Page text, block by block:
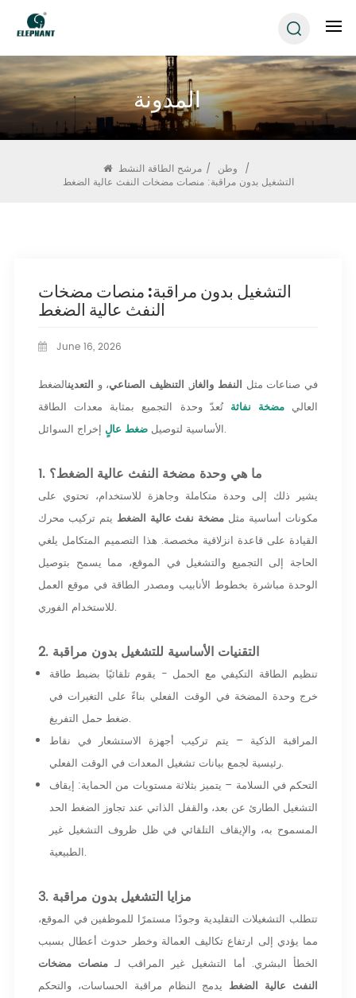
المدونة
وطن / مرشح الطاقة النشط
/
التشغيل بدون مراقبة: منصات مضخات النفث عالية الضغط
التشغيل بدون مراقبة: منصات مضخات
النفث عالية الضغط
June 16, 2026
في صناعات مثل النفط والغاز, التنظيف الصناعي، و التعدينالضغط
العاليمضخة نفاثة تُعدّ وحدة التجميع بمثابة معدات الطاقة
الأساسية لتوصيلضغط عالٍ إخراج السوائل.
1. ما هي وحدة مضخة النفث عالية الضغط؟
يشير ذلك إلى وحدة متكاملة وجاهزة للاستخدام، تحتوي على
مكونات أساسية مثل مضخة نفث عالية الضغط يتم تركيب محرك
القيادة على قاعدة انزلاقية مخصصة. هذا التصميم المتكامل يلغي
الحاجة إلى التجميع والتشغيل في الموقع، مما يسمح بتوصيل
الوحدة مباشرة بخطوط الأنابيب ومصدر الطاقة في موقع العمل
للاستخدام الفوري.
2. التقنيات الأساسية للتشغيل بدون مراقبة
تنظيم الطاقة التكيفي مع الحمل - يقوم تلقائيًا بضبط طاقة
خرج وحدة المضخة في الوقت الفعلي بناءً على التغيرات في
ضغط حمل التفريغ.
المراقبة الذكية – يتم تركيب أجهزة الاستشعار في نقاط
رئيسية لجمع بيانات تشغيل المعدات في الوقت الفعلي.
التحكم في السلامة – يتميز بثلاثة مستويات من الحماية: إيقاف
التشغيل الطارئ عن بعد، والقفل الذاتي عند تجاوز الضغط الحد
المسموح به، والإيقاف التلقائي في ظل ظروف التشغيل غير
الطبيعية.
3. مزايا التشغيل بدون مراقبة
تتطلب التشغيلات التقليدية وجودًا مستمرًا للموظفين في الموقع،
مما يؤدي إلى ارتفاع تكاليف العمالة وخطر حدوث أعطال بسبب
الخطأ البشري. أما التشغيل غير المراقب لـ منصات مضخات
النفث عالية الضغط يدمج النظام مراقبة الحساسات، والتحكم